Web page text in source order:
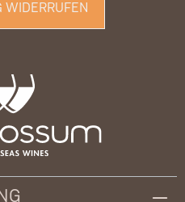
WIDERRUFEN